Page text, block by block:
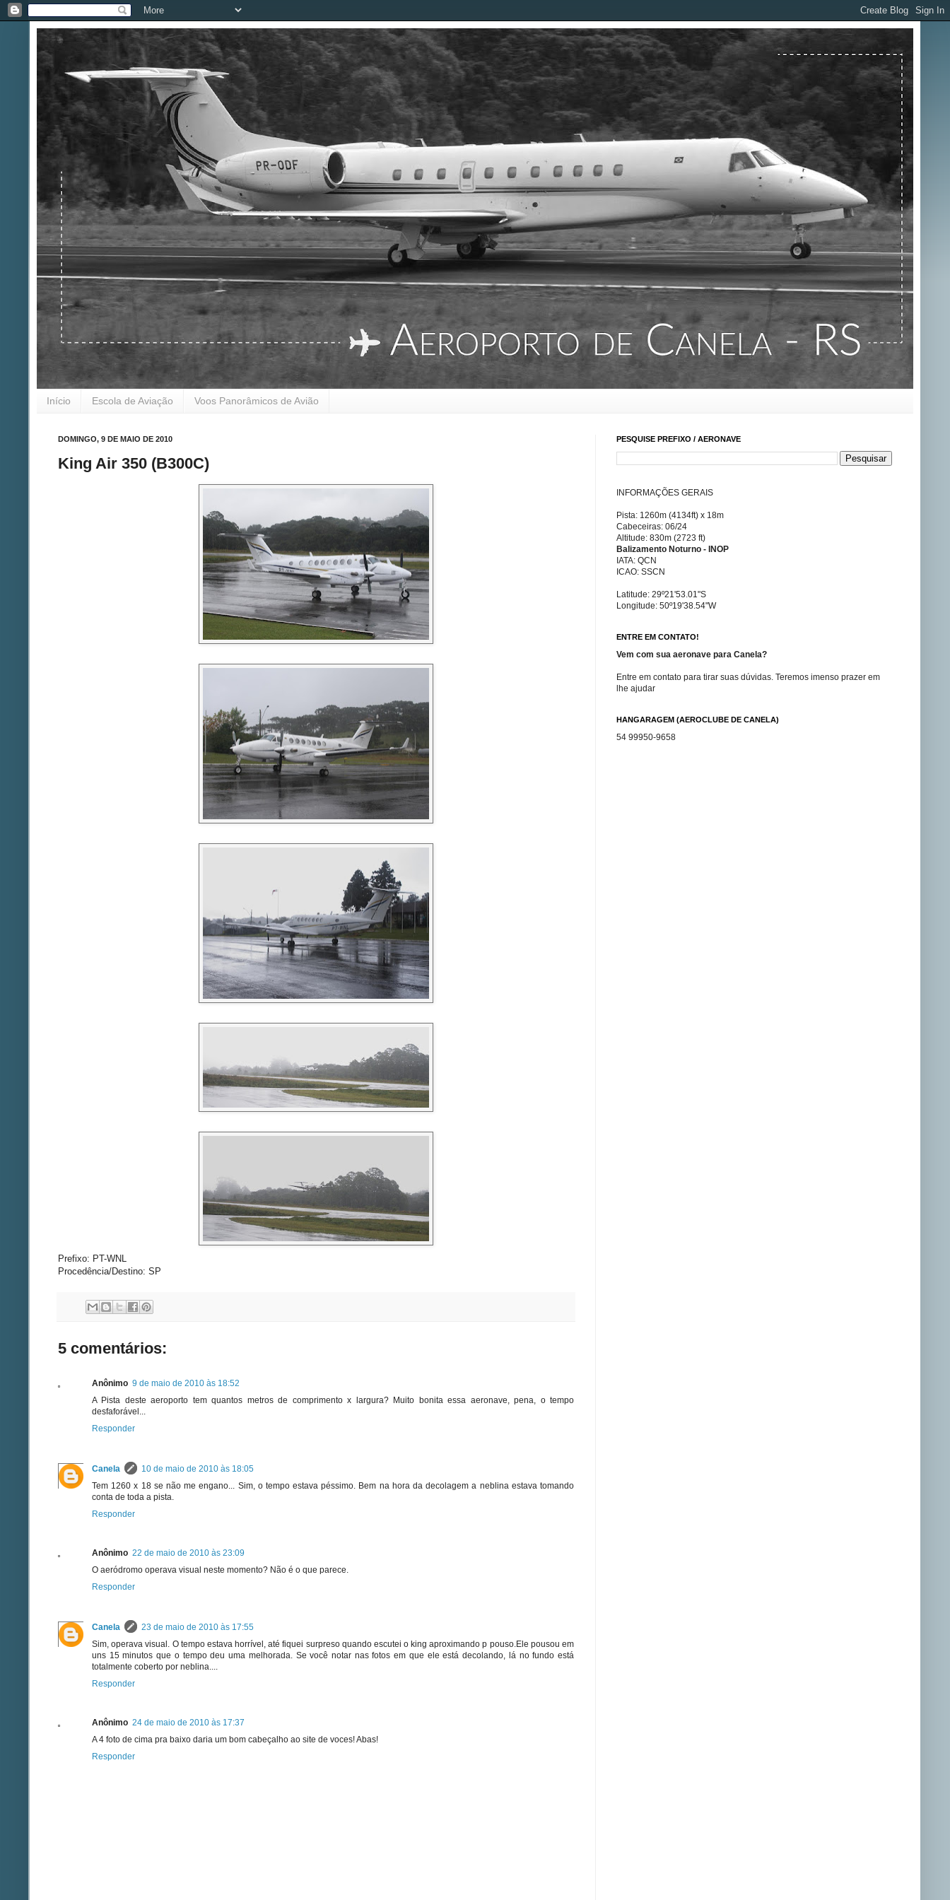
Início Escola de Aviação Voos Panorâmicos de Avião
DOMINGO, 9 DE MAIO DE 2010
King Air 350 (B300C)
Prefixo: PT-WNL
Procedência/Destino: SP
5 comentários:
Anônimo 9 de maio de 2010 às 18:52
A Pista deste aeroporto tem quantos metros de comprimento x largura? Muito bonita essa aeronave, pena, o tempo
desfaforável...
Responder
Canela
10 de maio de 2010 às 18:05
Tem 1260 x 18 se não me engano... Sim, o tempo estava péssimo. Bem na hora da decolagem a neblina estava tomando
conta de toda a pista.
Responder
Anônimo 22 de maio de 2010 às 23:09
O aeródromo operava visual neste momento? Não é o que parece.
Responder
Canela
23 de maio de 2010 às 17:55
Sim, operava visual. O tempo estava horrível, até fiquei surpreso quando escutei o king aproximando p pouso.Ele pousou em
uns 15 minutos que o tempo deu uma melhorada. Se você notar nas fotos em que ele está decolando, lá no fundo está
totalmente coberto por neblina....
Responder
Anônimo 24 de maio de 2010 às 17:37
A 4 foto de cima pra baixo daria um bom cabeçalho ao site de voces! Abas!
Responder
PESQUISE PREFIXO / AERONAVE
INFORMAÇÕES GERAIS
Pista: 1260m (4134ft) x 18m
Cabeceiras: 06/24
Altitude: 830m (2723 ft)
Balizamento Noturno - INOP
IATA: QCN
ICAO: SSCN
Latitude: 29º21'53.01"S
Longitude: 50º19'38.54"W
ENTRE EM CONTATO!
Vem com sua aeronave para Canela?
Entre em contato para tirar suas dúvidas. Teremos imenso prazer em
lhe ajudar
HANGARAGEM (AEROCLUBE DE CANELA)
54 99950-9658